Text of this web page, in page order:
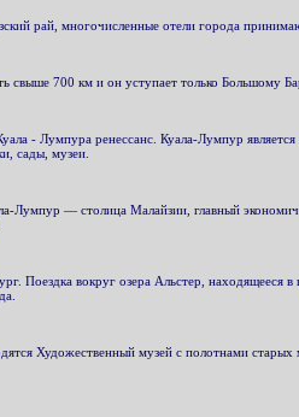
рай, многочисленные отели города
свыше 700 км и он уступает только Большому
- Лумпура ренессанс. Куала-Лумпур
сады, музеи.
Лумпур — столица Малайзии, главный
Поездка вокруг озера Альстер, находящееся
Художественный музей с полотнами